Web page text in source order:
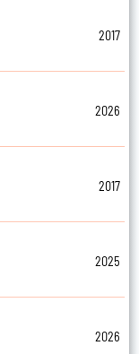
2017
2026
2017
2025
2026